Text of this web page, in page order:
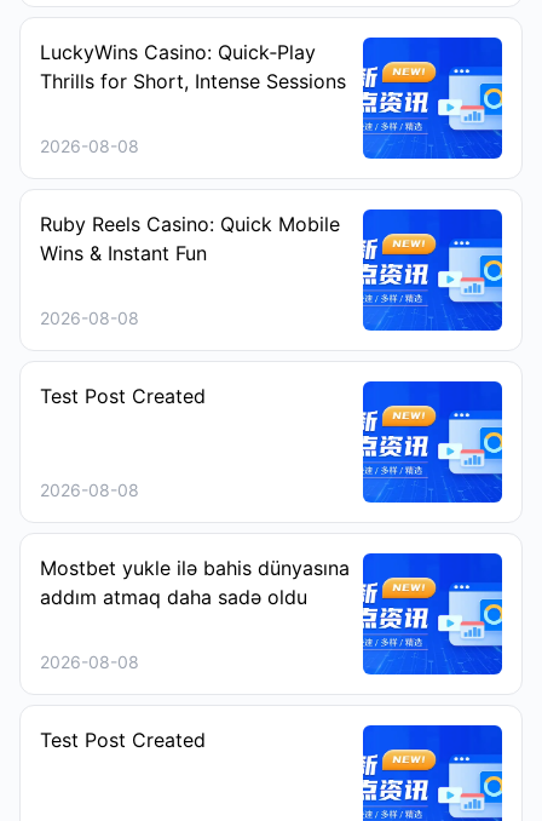
LuckyWins Casino: Quick‑Play
Thrills for Short, Intense Sessions
2026-08-08
Ruby Reels Casino: Quick Mobile
Wins & Instant Fun
2026-08-08
Test Post Created
2026-08-08
Mostbet yukle ilə bahis dünyasına
addım atmaq daha sadə oldu
2026-08-08
Test Post Created